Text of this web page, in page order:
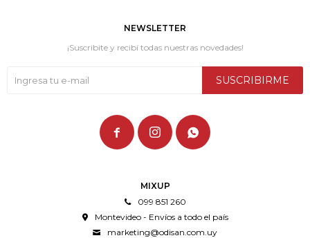
MIXUP
099 851 260
Montevideo - Envíos a todo el país
marketing@odisan.com.uy
NEWSLETTER
¡Suscribite y recibí todas nuestras novedades!
SUSCRIBIRME
  